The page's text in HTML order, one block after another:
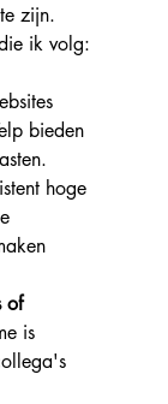
zijn.
ik volg:
bieden
hoge
of
is